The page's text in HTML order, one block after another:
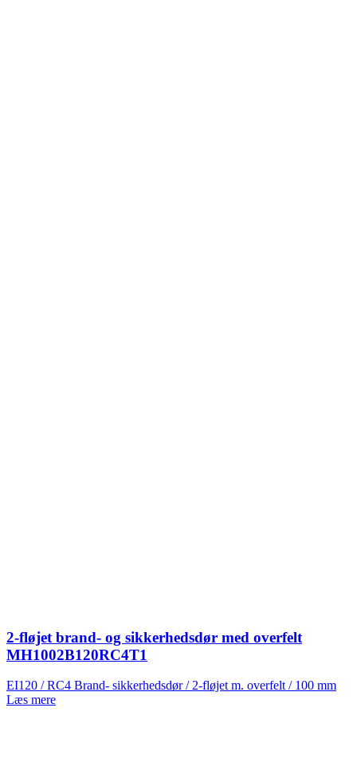
2-fløjet brand- og sikkerhedsdør med overfelt
MH1002B120RC4T1
EI120 / RC4 Brand- sikkerhedsdør / 2-fløjet m. overfelt / 100 mm
Læs mere